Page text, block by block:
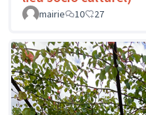
mairie
10 27